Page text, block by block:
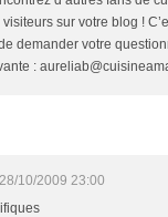
sur votre blog !
demander votre
:
28/10/2009 23:00